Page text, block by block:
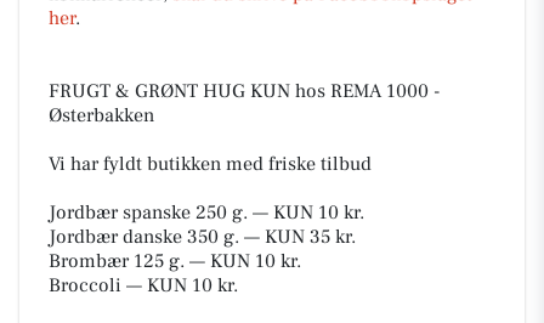
her.
FRUGT & GRØNT HUG KUN hos REMA 1000 -
Østerbakken
Vi har fyldt butikken med friske tilbud
Jordbær spanske 250 g. — KUN 10 kr.
Jordbær danske 350 g. — KUN 35 kr.
Brombær 125 g. — KUN 10 kr.
Broccoli — KUN 10 kr.